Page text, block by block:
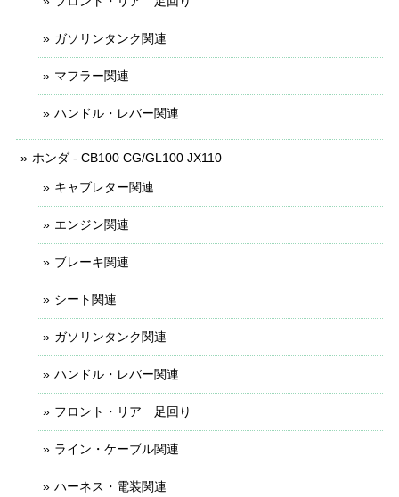
ガソリンタンク関連
マフラー関連
ハンドル・レバー関連
ホンダ - CB100 CG/GL100 JX110
キャブレター関連
エンジン関連
ブレーキ関連
シート関連
ガソリンタンク関連
ハンドル・レバー関連
フロント・リア 足回り
ライン・ケーブル関連
ハーネス・電装関連